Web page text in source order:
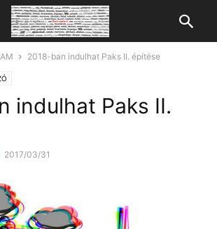
2018-ban indulhat Paks II. építése
indulhat Paks II.
2017/03/31